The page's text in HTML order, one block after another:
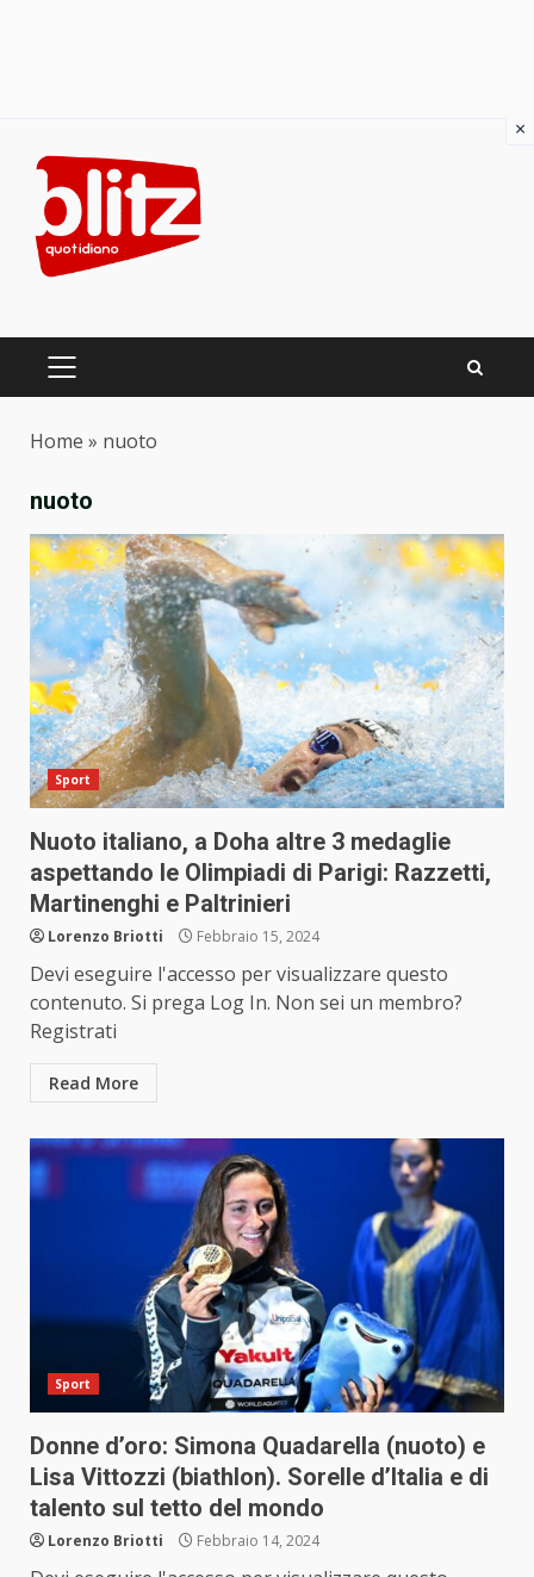
content
PRIMARY
Home » nuoto
nuoto
Sport
Nuoto italiano, a Doha altre 3 medaglie
aspettando le Olimpiadi di Parigi: Razzetti,
Martinenghi e Paltrinieri
Lorenzo Briotti Febbraio 15, 2024
Devi eseguire l'accesso per visualizzare questo
contenuto. Si prega Log In. Non sei un membro?
Registrati
Read More
Sport
Donne d’oro: Simona Quadarella (nuoto) e
Lisa Vittozzi (biathlon). Sorelle d’Italia e di
talento sul tetto del mondo
Lorenzo Briotti Febbraio 14, 2024
×